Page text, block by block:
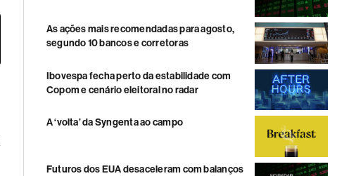
As ações mais recomendadas para agosto,
segundo 10 bancos e corretoras
Ibovespa fecha perto da estabilidade com
Copom e cenário eleitoral no radar
A ‘volta’ da Syngenta ao campo
Futuros dos EUA desaceleram com balanços